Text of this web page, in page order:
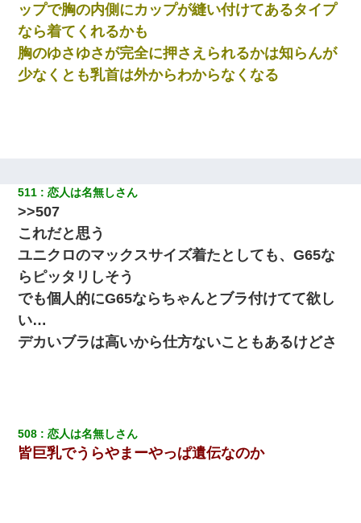
ップで胸の内側にカップが縫い付けてあるタイプ
なら着てくれるかも
胸のゆさゆさが完全に押さえられるかは知らんが
少なくとも乳首は外からわからなくなる
511 恋人は名無しさん
>>507
これだと思う
ユニクロのマックスサイズ着たとしても、G65な
らピッタリしそう
でも個人的にG65ならちゃんとブラ付けてて欲し
い…
デカいブラは高いから仕方ないこともあるけどさ
508 恋人は名無しさん
皆巨乳でうらやまーやっぱ遺伝なのか